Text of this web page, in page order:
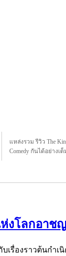
แหล่งรวม รีวิว The
Comedy กันได้อย่างเ
งโลกอาช
บเรื่องราวต้นกำ